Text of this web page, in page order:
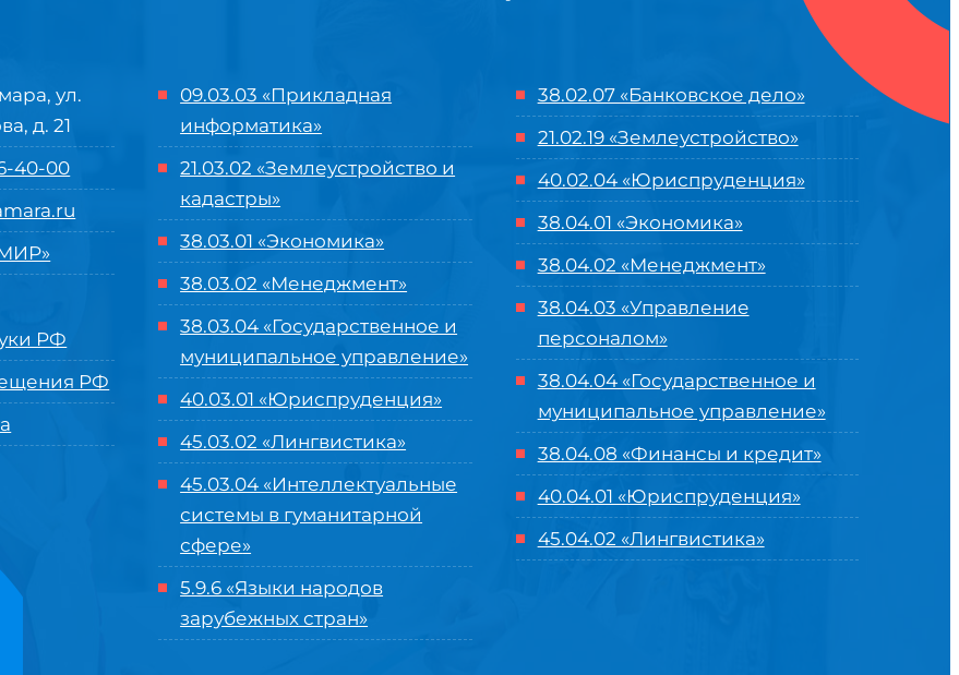
ул.
д. 21
40-00
РФ
РФ
09.03.03 «Прикладная
информатика»
21.03.02 «Землеустройство и
кадастры»
38.03.01 «Экономика»
38.03.02 «Менеджмент»
38.03.04 «Государственное и
муниципальное управление»
40.03.01 «Юриспруденция»
45.03.02 «Лингвистика»
45.03.04 «Интеллектуальные
системы в гуманитарной
сфере»
5.9.6 «Языки народов
зарубежных стран»
38.02.07 «Банковское дело»
21.02.19 «Землеустройство»
40.02.04 «Юриспруденция»
38.04.01 «Экономика»
38.04.02 «Менеджмент»
38.04.03 «Управление
персоналом»
38.04.04 «Государственное и
муниципальное управление»
38.04.08 «Финансы и кредит»
40.04.01 «Юриспруденция»
45.04.02 «Лингвистика»